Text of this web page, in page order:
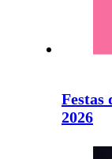
Festas
2026